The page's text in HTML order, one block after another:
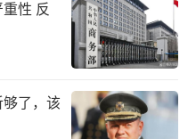
性 反
了，该